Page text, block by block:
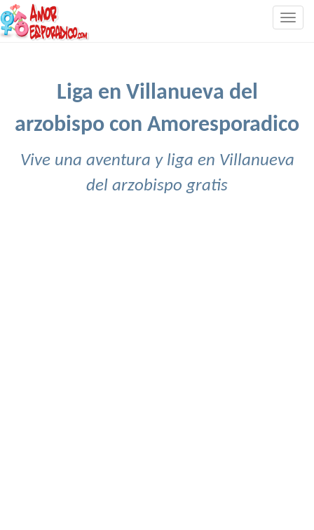
Liga en Villanueva del
arzobispo con Amoresporadico
Vive una aventura y liga en Villanueva
del arzobispo gratis